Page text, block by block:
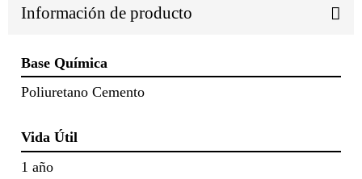
Información de producto
Base Química
Poliuretano Cemento
Vida Útil
1 año